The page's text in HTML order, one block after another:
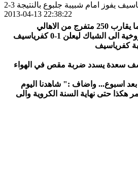
يفوز امام شبيبة جلبوع بالنتيجة 3-2
2013-04-13 22:38:22
الى اللاعب يوسف سعدة يسدد ضربة مقص في الهواء
اسبوع... واضاف :" شاهدنا اليوم
هكذا حتى نهاية السنة الكروية والى